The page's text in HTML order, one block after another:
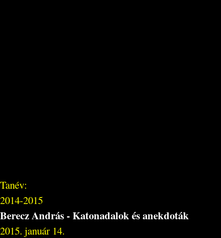
Tanév:
2014-2015
Berecz András - Katonadalok és anekdoták
2015. január 14.